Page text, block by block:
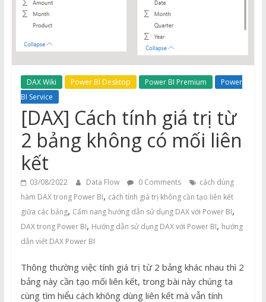
DAX Wiki Power BI Desktop Power BI Premium
Power
BI Service
[DAX] Cách tính giá trị từ
2 bảng không có mối liên
kết
03/08/2022 Data Flow 0 Comments
cách dùng
hàm DAX trong Power BI, cách tính giá trị không cần tạo liên kết
giữa các bảng, Cẩm nang hướng dẫn sử dụng DAX với Power BI,
DAX trong Power BI, Hướng dẫn sử dụng DAX với Power BI, hướng
dẫn viết DAX Power BI
Thông thường việc tính giá trị từ 2 bảng khác nhau thì 2
bảng này cần tạo mối liên kết, trong bài này chúng ta
cùng tìm hiểu cách không dùng liên kết mà vẫn tính